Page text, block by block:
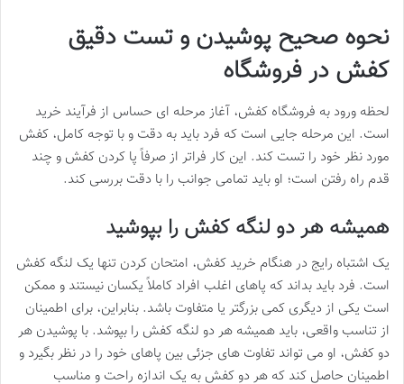
نحوه صحیح پوشیدن و تست دقیق
کفش در فروشگاه
لحظه ورود به فروشگاه کفش، آغاز مرحله ای حساس از فرآیند خرید
است. این مرحله جایی است که فرد باید به دقت و با توجه کامل، کفش
مورد نظر خود را تست کند. این کار فراتر از صرفاً پا کردن کفش و چند
قدم راه رفتن است؛ او باید تمامی جوانب را با دقت بررسی کند.
همیشه هر دو لنگه کفش را بپوشید
یک اشتباه رایج در هنگام خرید کفش، امتحان کردن تنها یک لنگه کفش
است. فرد باید بداند که پاهای اغلب افراد کاملاً یکسان نیستند و ممکن
است یکی از دیگری کمی بزرگتر یا متفاوت باشد. بنابراین، برای اطمینان
از تناسب واقعی، باید همیشه هر دو لنگه کفش را بپوشد. با پوشیدن هر
دو کفش، او می تواند تفاوت های جزئی بین پاهای خود را در نظر بگیرد و
اطمینان حاصل کند که هر دو کفش به یک اندازه راحت و مناسب